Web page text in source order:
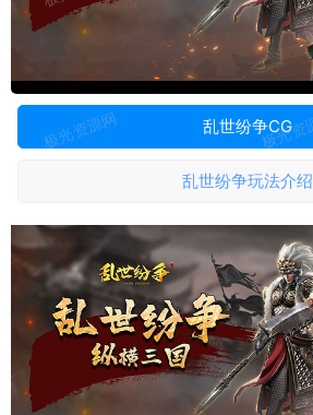
01:00 乱世纷争CG
乱世纷争玩法介绍